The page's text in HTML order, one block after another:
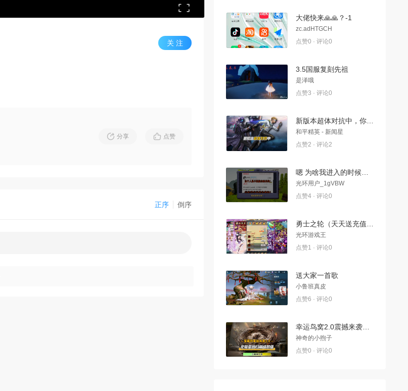
关 注
分享 点赞
正序 倒序
大佬快来🙏🙏？-1
zc.adHTGCH
点赞0 · 评论0
3.5国服复刻先祖
是泽哦
点赞3 · 评论0
和平精英 - 新闻星
点赞2 · 评论2
光环用户_1gVBW
点赞4 · 评论0
光环游戏王
点赞1 · 评论0
送大家一首歌
小鲁班真皮
点赞6 · 评论0
神奇的小煦子
点赞0 · 评论0